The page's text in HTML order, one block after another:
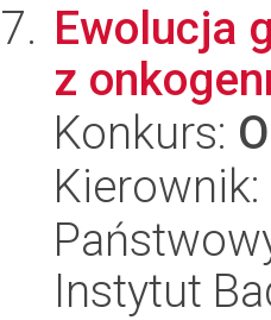
Ewolucja
z
Konkurs:
Instytut